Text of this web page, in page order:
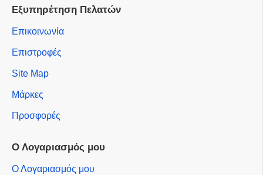
Εξυπηρέτηση Πελατών
Επικοινωνία
Επιστροφές
Site Map
Μάρκες
Προσφορές
Ο Λογαριασμός μου
Ο Λογαριασμός μου